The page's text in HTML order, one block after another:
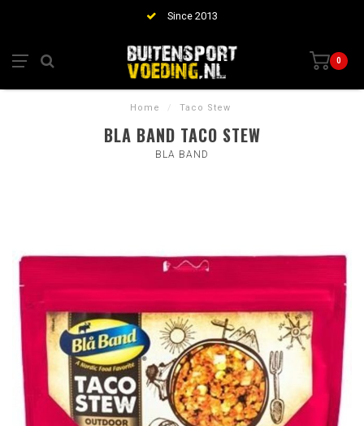
Since 2013
0
Home / Taco Stew
BLA BAND TACO STEW
BLA BAND